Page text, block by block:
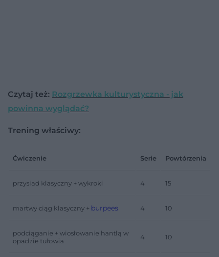
Czytaj też: Rozgrzewka kulturystyczna - jak
powinna wyglądać?
Trening właściwy:
Ćwiczenie Serie Powtórzenia
przysiad klasyczny + wykroki 4 15
martwy ciąg klasyczny + burpees 4 10
podciąganie + wiosłowanie hantlą w
opadzie tułowia
4 10